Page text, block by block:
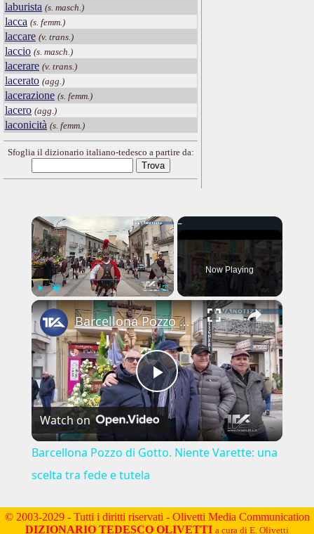
laburista (s. masch.)
lacca (s. femm.)
laccare (v. trans.)
laccio (s. masch.)
lacerare (v. trans.)
lacerato (agg.)
lacerazione (s. femm.)
lacero (agg.)
laconicità (s. femm.)
Sfoglia il dizionario italiano-tedesco a partire da:
×
Play Fullscreen
Now Playing
×
Play
Video
Barcellona Pozzo di Gotto. Niente Varette: una scelta tra fede e tutela
Watch on
Barcellona Pozzo di Gotto. Niente Varette: una
scelta tra fede e tutela
© 2003-2029 - Tutti i diritti riservati - Olivetti Media Communication
DIZIONARIO TEDESCO OLIVETTI a cura di E. Olivetti